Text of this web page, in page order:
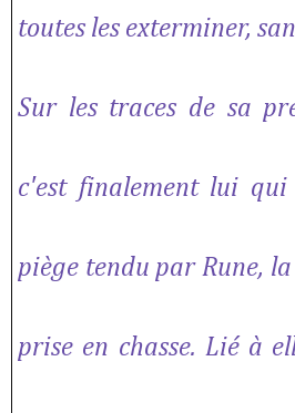
toutes les exterminer,
Sur les traces de sa
c'est finalement lui qui
piège tendu par Rune,
prise en chasse. Lié à